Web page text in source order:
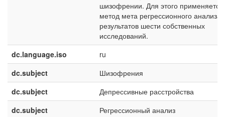
шизофрении. Для этого применяется
метод мета регрессионного анализа
результатов шести собственных
исследований.
dc.language.iso
ru
dc.subject
Шизофрения
dc.subject
Депрессивные расстройства
dc.subject
Регрессионный анализ